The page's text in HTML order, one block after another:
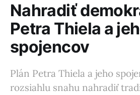
Nahradiť
Petra Thiela a
spojencov
Plán Petra Thiela a jeho
rozsiahlu snahu nahradiť